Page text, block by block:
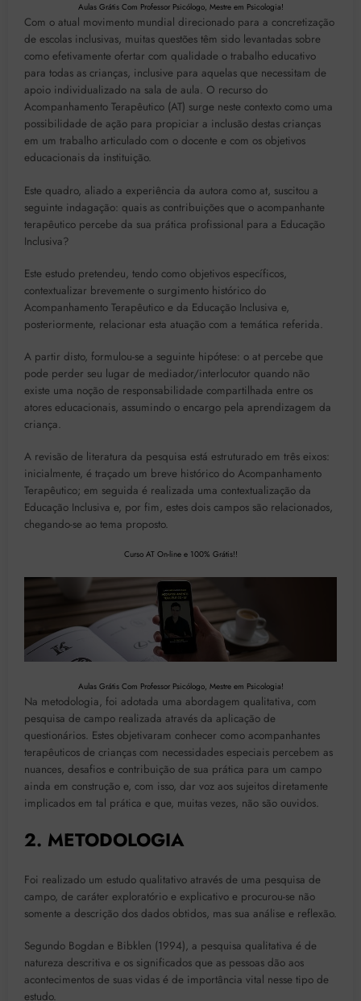
Aulas Grátis Com Professor Psicólogo, Mestre em Psicologia!
Com o atual movimento mundial direcionado para a concretização
de escolas inclusivas, muitas questões têm sido levantadas sobre
como efetivamente ofertar com qualidade o trabalho educativo
para todas as crianças, inclusive para aquelas que necessitam de
apoio individualizado na sala de aula. O recurso do
Acompanhamento Terapêutico (AT) surge neste contexto como uma
possibilidade de ação para propiciar a inclusão destas crianças
em um trabalho articulado com o docente e com os objetivos
educacionais da instituição.
Este quadro, aliado a experiência da autora como at, suscitou a
seguinte indagação: quais as contribuições que o acompanhante
terapêutico percebe da sua prática profissional para a Educação
Inclusiva?
Este estudo pretendeu, tendo como objetivos específicos,
contextualizar brevemente o surgimento histórico do
Acompanhamento Terapêutico e da Educação Inclusiva e,
posteriormente, relacionar esta atuação com a temática referida.
A partir disto, formulou-se a seguinte hipótese: o at percebe que
pode perder seu lugar de mediador/interlocutor quando não
existe uma noção de responsabilidade compartilhada entre os
atores educacionais, assumindo o encargo pela aprendizagem da
criança.
A revisão de literatura da pesquisa está estruturado em três eixos:
inicialmente, é traçado um breve histórico do Acompanhamento
Terapêutico; em seguida é realizada uma contextualização da
Educação Inclusiva e, por fim, estes dois campos são relacionados,
chegando-se ao tema proposto.
Curso AT On-line e 100% Grátis!!
Aulas Grátis Com Professor Psicólogo, Mestre em Psicologia!
Na metodologia, foi adotada uma abordagem qualitativa, com
pesquisa de campo realizada através da aplicação de
questionários. Estes objetivaram conhecer como acompanhantes
terapêuticos de crianças com necessidades especiais percebem as
nuances, desafios e contribuição de sua prática para um campo
ainda em construção e, com isso, dar voz aos sujeitos diretamente
implicados em tal prática e que, muitas vezes, não são ouvidos.
2. METODOLOGIA
Foi realizado um estudo qualitativo através de uma pesquisa de
campo, de caráter exploratório e explicativo e procurou-se não
somente a descrição dos dados obtidos, mas sua análise e reflexão.
Segundo Bogdan e Bibklen (1994), a pesquisa qualitativa é de
natureza descritiva e os significados que as pessoas dão aos
acontecimentos de suas vidas é de importância vital nesse tipo de
estudo.